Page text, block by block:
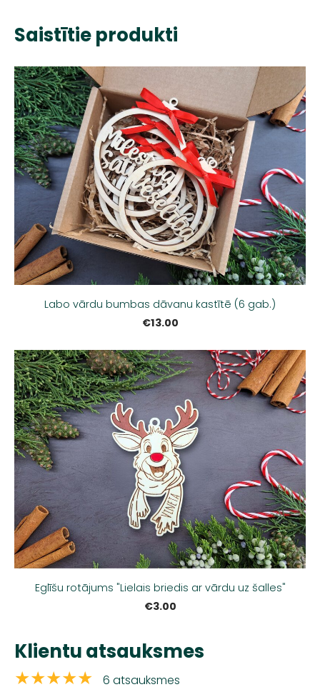
Saistītie produkti
Labo vārdu bumbas dāvanu kastītē (6 gab.)
€13.00
Eglīšu rotājums "Lielais briedis ar vārdu uz šalles"
€3.00
Klientu atsauksmes
★★★★★ 6 atsauksmes